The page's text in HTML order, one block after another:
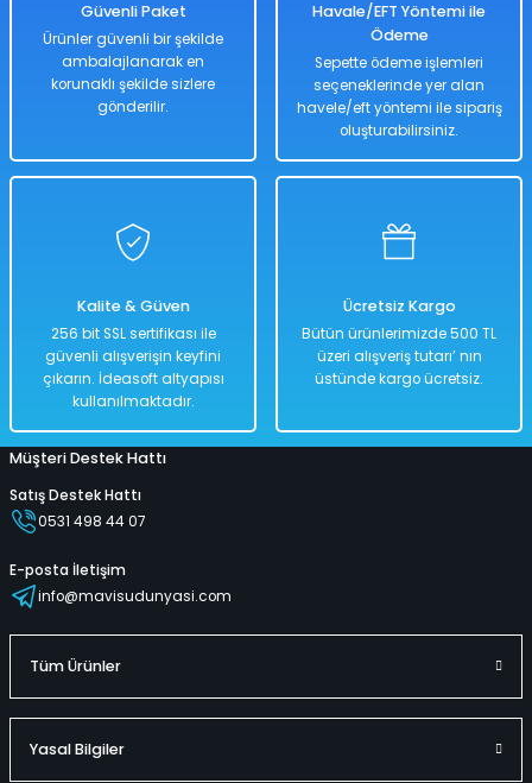
Güvenli Paket
Ürünler güvenli bir şekilde
ambalajlanarak en
korunaklı şekilde sizlere
gönderilir.
Havale/EFT Yöntemi ile
Ödeme
Sepette ödeme işlemleri
seçeneklerinde yer alan
havele/eft yöntemi ile sipariş
oluşturabilirsiniz.
Kalite & Güven
256 bit SSL sertifikası ile
güvenli alışverişin keyfini
çıkarın. İdeasoft altyapısı
kullanılmaktadır.
Ücretsiz Kargo
Bütün ürünlerimizde 500 TL
üzeri alışveriş tutarı’ nın
üstünde kargo ücretsiz.
Müşteri Destek Hattı
Satış Destek Hattı
0531 498 44 07
E-posta İletişim
info@mavisudunyasi.com
Tüm Ürünler
Yasal Bilgiler